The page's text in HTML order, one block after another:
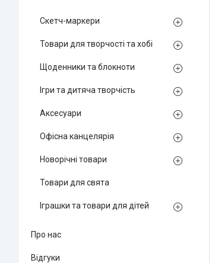
Скетч-маркери
Товари для творчості та хобі
Щоденники та блокноти
Ігри та дитяча творчість
Аксесуари
Офісна канцелярія
Новорічні товари
Товари для свята
Іграшки та товари для дітей
Про нас
Відгуки